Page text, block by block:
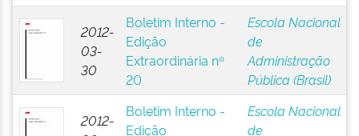
2012-
03-
30
Boletim Interno -
Edição
Extraordinária nº
20
Escola Nacional
de
Administração
Pública (Brasil)
2012-
Boletim Interno -
Edição
Escola Nacional
de